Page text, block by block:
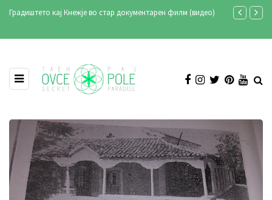
Градиштето кај Кнежје во стар документарен филм (видео)